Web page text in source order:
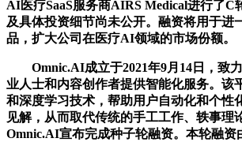
AI医疗SaaS服务商AIRS Medical进行了C
及具体投资细节尚未公开。融资将用于进
品，扩大公司在医疗AI领域的市场份额。
Omnic.AI成立于2021年9月14日，致
业人士和内容创作者提供智能化服务。该
和深度学习技术，帮助用户自动化和个性
见解，从而取代传统的手工工作、轶事理
Omnic.AI宣布完成种子轮融资。本轮融资